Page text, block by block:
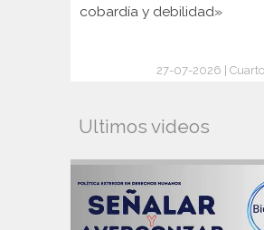
cobardía y debilidad»
27-07-2026 |
Ultimos videos